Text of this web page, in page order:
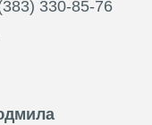
330-85-76